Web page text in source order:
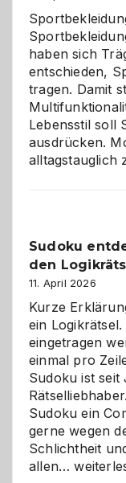
haben sich
entschieden,
tragen. Damit
Lebensstil soll
ausdrücken.
alltagstauglich
Sudoku
den
11. April 2026
Kurze
ein
eingetragen
einmal pro
Sudoku ist
Sudoku ein
gerne wegen
Schlichtheit
allen…Sudoku